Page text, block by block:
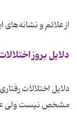
از علائم و
دلایل بروز
دلایل اختلالات
مشخص نیست ولی